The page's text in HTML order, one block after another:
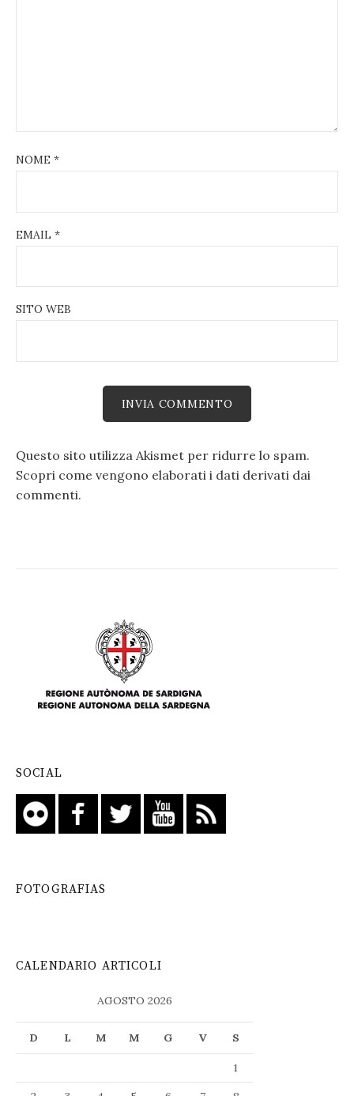
NOME *
EMAIL *
SITO WEB
Questo sito utilizza Akismet per ridurre lo spam.
Scopri come vengono elaborati i dati derivati dai
commenti.
SOCIAL
FOTOGRAFIAS
CALENDARIO ARTICOLI
AGOSTO 2026
D L M M G V S
1